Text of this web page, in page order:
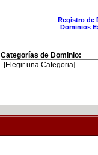
Registro de
Dominios
Categorías de Dominio: